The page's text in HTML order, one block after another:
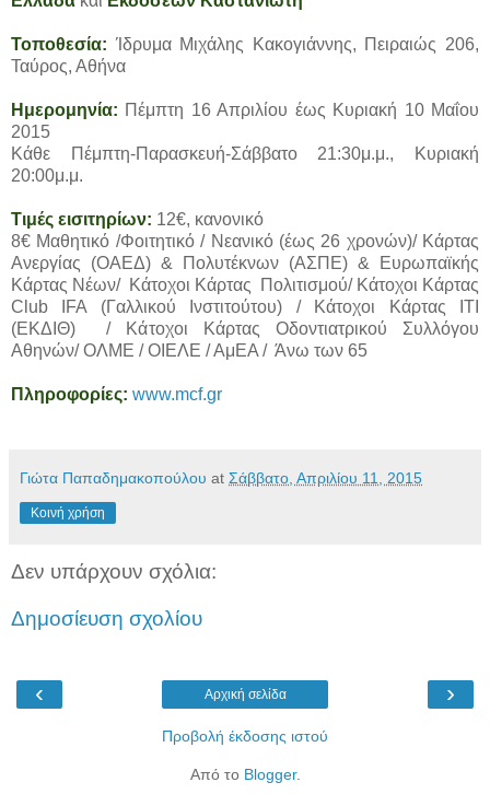
Τοποθεσία: Ίδρυμα Μιχάλης Κακογιάννης, Πειραιώς 206,
Ταύρος, Αθήνα
Ημερομηνία: Πέμπτη 16 Απριλίου έως Κυριακή 10 Μαΐου
2015
Κάθε Πέμπτη-Παρασκευή-Σάββατο 21:30μ.μ., Κυριακή
20:00μ.μ.
Τιμές εισιτηρίων: 12€, κανονικό
8€ Μαθητικό /Φοιτητικό / Νεανικό (έως 26 χρονών)/ Κάρτας
Ανεργίας (ΟΑΕΔ) & Πολυτέκνων (ΑΣΠΕ) & Ευρωπαϊκής
Κάρτας Νέων/ Κάτοχοι Κάρτας Πολιτισμού/ Κάτοχοι Κάρτας
Club IFA (Γαλλικού Ινστιτούτου) / Κάτοχοι Κάρτας ΙΤΙ
(ΕΚΔΙΘ) / Κάτοχοι Κάρτας Οδοντιατρικού Συλλόγου
Αθηνών/ ΟΛΜΕ / ΟΙΕΛΕ / ΑμΕΑ / Άνω των 65
Πληροφορίες: www.mcf.gr
Γιώτα Παπαδημακοπούλου at Σάββατο, Απριλίου 11, 2015
Κοινή χρήση
Δεν υπάρχουν σχόλια:
Δημοσίευση σχολίου
‹ ›
Αρχική σελίδα
Προβολή έκδοσης ιστού
Από το Blogger.